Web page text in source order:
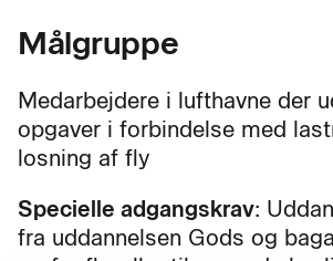
Målgruppe
Medarbejdere i lufthavne der
opgaver i forbindelse med
losning af fly
Specielle adgangskrav:
fra uddannelsen Gods og